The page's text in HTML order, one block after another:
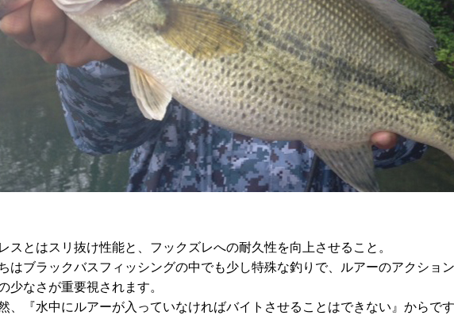
スとはスリ抜け性能と、フックズレへの耐久性を向上させること。
はブラックバスフィッシングの中でも少し特殊な釣りで、ルアーのアクショ
少なさが重要視されます。
、『水中にルアーが入っていなければバイトさせることはできない』からで